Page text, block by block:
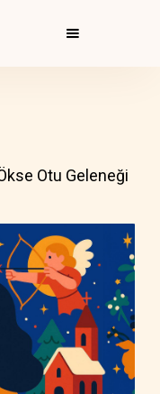
Otu Geleneği